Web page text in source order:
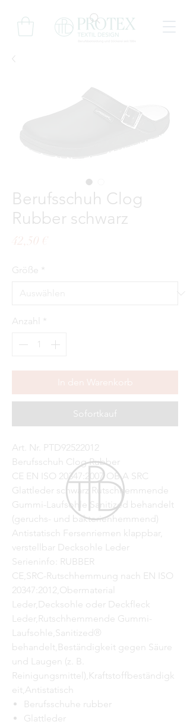
Berufsschuh Clog
Rubber schwarz
42,50 €Preis
Größe *
Anzahl *
In den Warenkorb
Sofortkauf
Art. Nr. PTD92522012
Berufsschuh Clog Rubber
CE EN ISO 20347:2007 OB A SRC
Glattleder schwarz Rutschhemmende
Gummi-Laufsohle Sanitized behandelt
(geruchs- und bakterienhemmend)
Antistatisch Fersenriemen klappbar,
verstellbar Decksohle Leder
Serieninfo: RUBBER
CE,SRC-Rutschhemmung nach EN ISO
20347:2012,Obermaterial
Leder,Decksohle oder Deckfleck
Leder,Rutschhemmende Gummi-
Laufsohle,Sanitized®
behandelt,Beständigkeit gegen Säure
und Laugen (z. B.
Reinigungsmittel),Kraftstoffbeständigk
eit,Antistatisch
Berufsschuhe rubber
Glattleder